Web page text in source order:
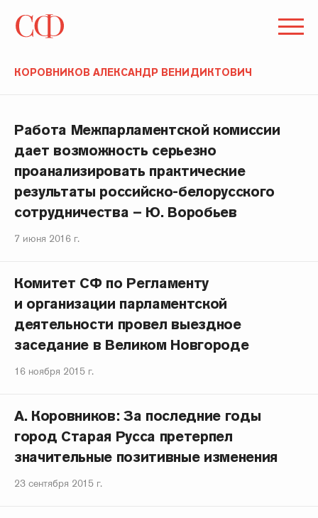
КОРОВНИКОВ АЛЕКСАНДР ВЕНИДИКТОВИЧ
Работа Межпарламентской комиссии
дает возможность серьезно
проанализировать практические
результаты российско-белорусского
сотрудничества – Ю. Воробьев
7 июня 2016 г.
Комитет СФ по Регламенту
и организации парламентской
деятельности провел выездное
заседание в Великом Новгороде
16 ноября 2015 г.
А. Коровников: За последние годы
город Старая Русса претерпел
значительные позитивные изменения
23 сентября 2015 г.